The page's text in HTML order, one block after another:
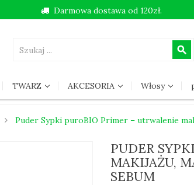
search
TWARZ AKCESORIA Włosy
Darmowa dostawa od 120zł.
Puder Sypki puroBIO Primer – utrwalenie
PUDER
MAKIJAŻU,
SEBUM